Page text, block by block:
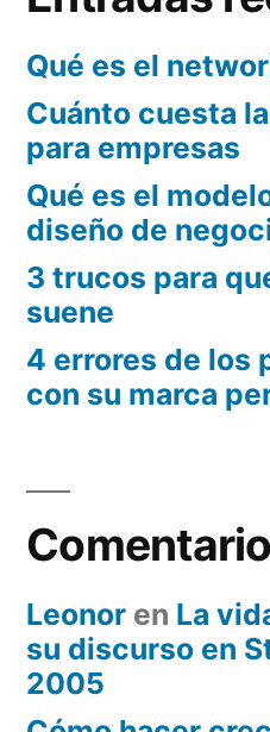
Qué es el
Cuánto cuesta
para empresas
Qué es el
diseño de
3 trucos para
suene
4 errores de los
con su marca
Leonor en La
su discurso en
2005